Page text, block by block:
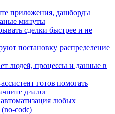
приложения, дашборды
минуты
сделки быстрее и не
постановку, распределение
людей, процессы и данные в
готов помогать
диалог
любых
(no-code)